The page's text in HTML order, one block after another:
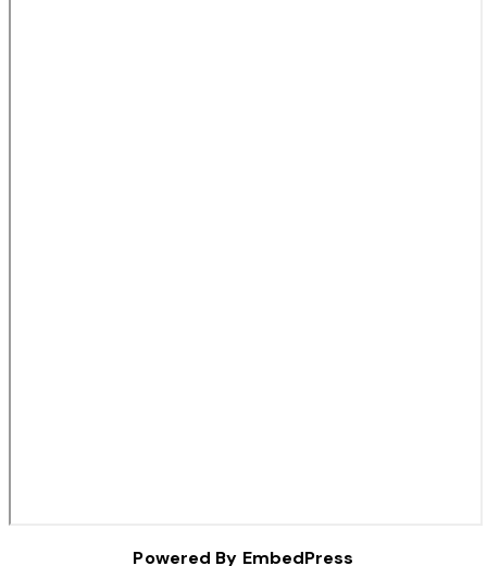
Powered By EmbedPress